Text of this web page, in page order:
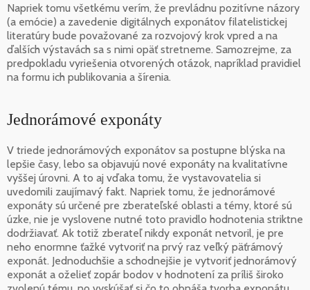
Napriek tomu všetkému verím, že prevládnu pozitívne názory
(a emócie) a zavedenie digitálnych exponátov filatelistickej
literatúry bude považované za rozvojový krok vpred a na
ďalších výstavách sa s nimi opäť stretneme. Samozrejme, za
predpokladu vyriešenia otvorených otázok, napríklad pravidiel
na formu ich publikovania a šírenia.
Jednorámové exponáty
V triede jednorámových exponátov sa postupne blýska na
lepšie časy, lebo sa objavujú nové exponáty na kvalitatívne
vyššej úrovni. A to aj vďaka tomu, že vystavovatelia si
uvedomili zaujímavý fakt. Napriek tomu, že jednorámové
exponáty sú určené pre zberateľské oblasti a témy, ktoré sú
úzke, nie je vyslovene nutné toto pravidlo hodnotenia striktne
dodržiavať. Ak totiž zberateľ nikdy exponát netvoril, je pre
neho enormne ťažké vytvoriť na prvý raz veľký päťrámový
exponát. Jednoduchšie a schodnejšie je vytvoriť jednorámový
exponát a oželieť zopár bodov v hodnotení za príliš široko